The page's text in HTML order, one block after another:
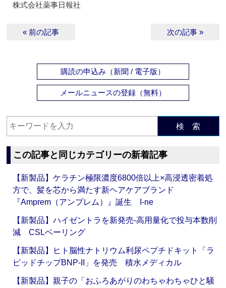
株式会社薬事日報社
« 前の記事 次の記事 »
購読の申込み（新聞 / 電子版）
メールニュースの登録（無料）
検 索
この記事と同じカテゴリーの新着記事
【新製品】ケラチン極限濃度6800倍以上×高浸透密着処
方で、髪を芯から満たす新ヘアケアブランド
『Amprem（アンプレム）』誕生 I-ne
【新製品】ハイゼントラを新発売‐高用量化で投与本数削
減 CSLベーリング
【新製品】ヒト脳性ナトリウム利尿ペプチドキット「ラ
ピッドチップBNP-II」を発売 積水メディカル
【新製品】親子の「おふろあがりのわちゃわちゃひと騒